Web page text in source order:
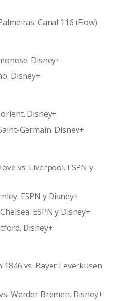
Canal 116 (Flow)
Disney+
Disney+
Disney+
Germain. Disney+
vs. Liverpool. ESPN y
ESPN y Disney+
ESPN y Disney+
Disney+
1846 vs. Bayer Leverkusen.
Werder Bremen. Disney+